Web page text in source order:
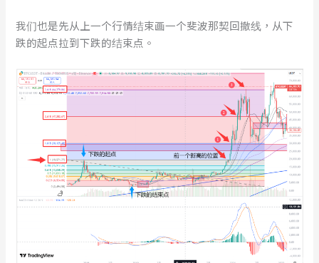
我们也是先从上一个行情结束画一个斐波那契回撤线，从下
跌的起点拉到下跌的结束点。